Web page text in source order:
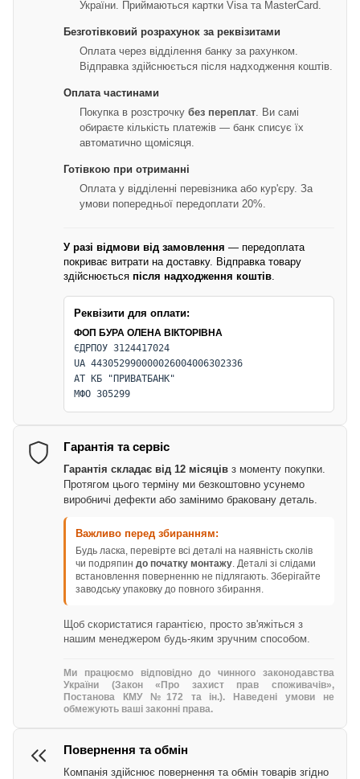
України. Приймаються картки Visa та MasterCard.
Безготівковий розрахунок за реквізитами
Оплата через відділення банку за рахунком.
Відправка здійснюється після надходження коштів.
Оплата частинами
Покупка в розстрочку без переплат . Ви самі
обираєте кількість платежів — банк списує їх
автоматично щомісяця.
Готівкою при отриманні
Оплата у відділенні перевізника або кур'єру. За
умови попередньої передоплати 20%.
У разі відмови від замовлення — передоплата
покриває витрати на доставку. Відправка товару
здійснюється після надходження коштів
Реквізити для оплати:
ФОП БУРА ОЛЕНА ВІКТОРІВНА
ЄДРПОУ 3124417024
UA 443052990000026004006302336
АТ КБ "ПРИВАТБАНК"
МФО 305299
Гарантія та сервіс
Гарантія складає від 12 місяців з моменту покупки.
Протягом цього терміну ми безкоштовно усунемо
виробничі дефекти або замінимо браковану деталь.
Важливо перед збиранням:
Будь ласка, перевірте всі деталі на наявність сколів
чи подряпин до початку монтажу . Деталі зі слідами
встановлення поверненню не підлягають. Зберігайте
заводську упаковку до повного збирання.
Щоб скористатися гарантією, просто зв'яжіться з
нашим менеджером будь-яким зручним способом.
Ми працюємо відповідно до чинного законодавства
України (Закон «Про захист прав споживачів»,
Постанова КМУ №172 та ін.). Наведені умови не
обмежують ваші законні права.
Повернення та обмін
Компанія здійснює повернення та обмін товарів згідно